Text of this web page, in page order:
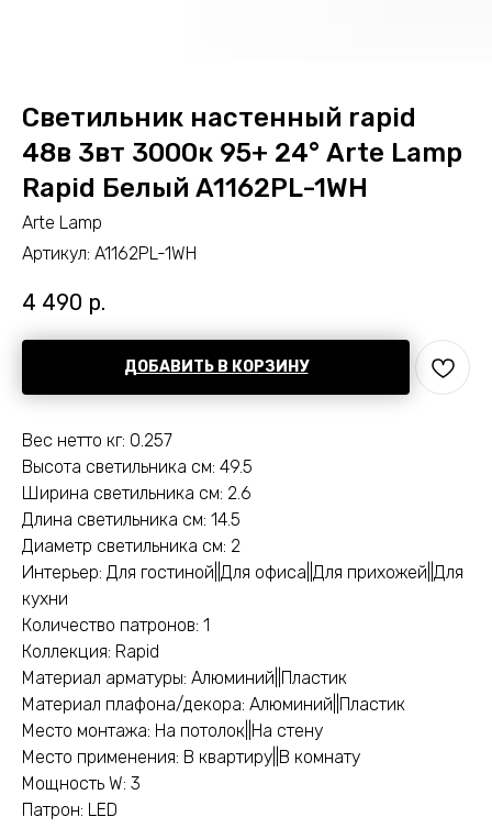
Светильник настенный rapid
48в 3вт 3000к 95+ 24° Arte Lamp
Rapid Белый A1162PL-1WH
Arte Lamp
Артикул: A1162PL-1WH
4 490 р.
ДОБАВИТЬ В КОРЗИНУ
Вес нетто кг: 0.257
Высота светильника см: 49.5
Ширина светильника см: 2.6
Длина светильника см: 14.5
Диаметр светильника см: 2
Интерьер: Для гостиной||Для офиса||Для прихожей||Для
кухни
Количество патронов: 1
Коллекция: Rapid
Материал арматуры: Алюминий||Пластик
Материал плафона/декора: Алюминий||Пластик
Место монтажа: На потолок||На стену
Место применения: В квартиру||В комнату
Мощность W: 3
Патрон: LED